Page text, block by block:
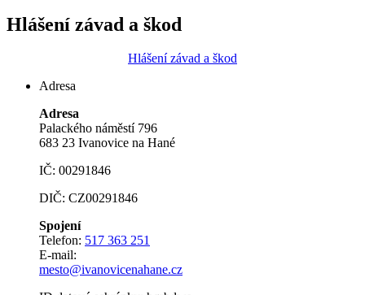
Hlášení závad a škod
Hlášení závad a škod
Adresa
Adresa
Palackého náměstí 796
683 23 Ivanovice na Hané
IČ: 00291846
DIČ: CZ00291846
Spojení
Telefon: 517 363 251
E-mail:
mesto@ivanovicenahane.cz